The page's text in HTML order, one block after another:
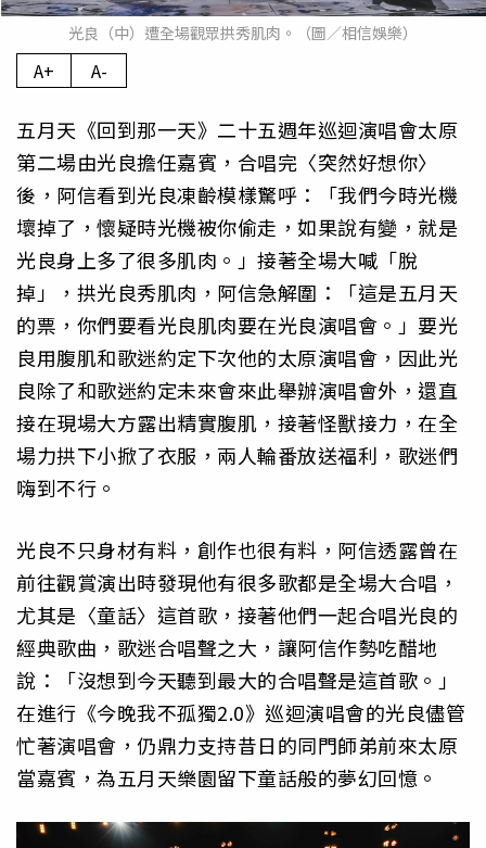
光良（中）遭全場觀眾拱秀肌肉。（圖／相信娛樂）
A+ A-
五月天《回到那一天》二十五週年巡迴演唱會太原
第二場由光良擔任嘉賓，合唱完〈突然好想你〉
後，阿信看到光良凍齡模樣驚呼：「我們今時光機
壞掉了，懷疑時光機被你偷走，如果說有變，就是
光良身上多了很多肌肉。」接著全場大喊「脫
掉」，拱光良秀肌肉，阿信急解圍：「這是五月天
的票，你們要看光良肌肉要在光良演唱會。」要光
良用腹肌和歌迷約定下次他的太原演唱會，因此光
良除了和歌迷約定未來會來此舉辦演唱會外，還直
接在現場大方露出精實腹肌，接著怪獸接力，在全
場力拱下小掀了衣服，兩人輪番放送福利，歌迷們
嗨到不行。
光良不只身材有料，創作也很有料，阿信透露曾在
前往觀賞演出時發現他有很多歌都是全場大合唱，
尤其是〈童話〉這首歌，接著他們一起合唱光良的
經典歌曲，歌迷合唱聲之大，讓阿信作勢吃醋地
說：「沒想到今天聽到最大的合唱聲是這首歌。」
在進行《今晚我不孤獨2.0》巡迴演唱會的光良儘管
忙著演唱會，仍鼎力支持昔日的同門師弟前來太原
當嘉賓，為五月天樂園留下童話般的夢幻回憶。